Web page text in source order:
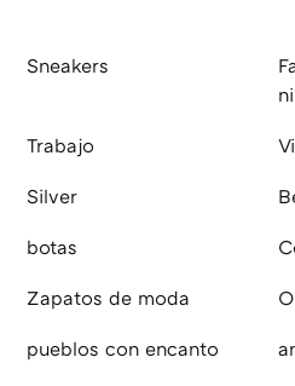
Sneakers
Trabajo
Silver
botas
Zapatos de moda
pueblos con encanto